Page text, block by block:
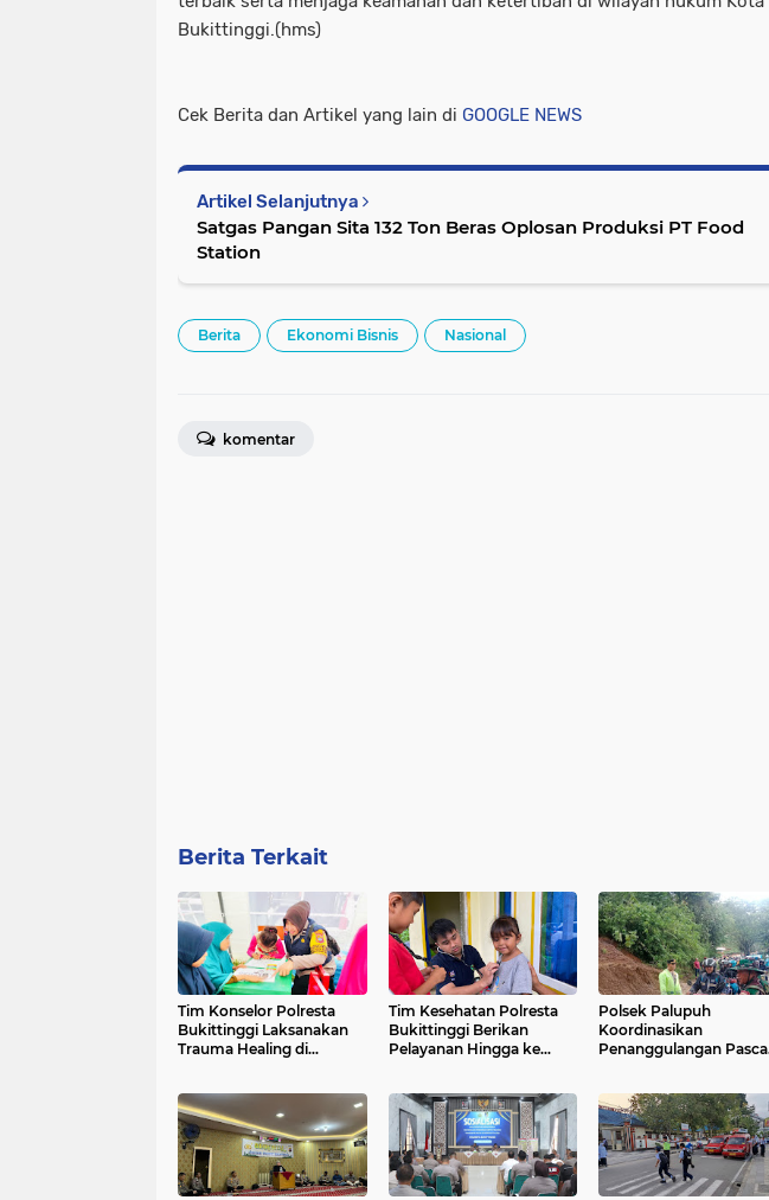
Bukittinggi.(hms)
Cek Berita dan Artikel yang lain di GOOGLE NEWS
Artikel Selanjutnya
Satgas Pangan Sita 132 Ton Beras Oplosan Produksi PT Food
Station
Berita Ekonomi Bisnis Nasional
komentar
Berita Terkait
Tim Konselor Polresta
Bukittinggi Laksanakan
Trauma Healing di
Tim Kesehatan Polresta
Bukittinggi Berikan
Pelayanan Hingga ke
Polsek Palupuh
Koordinasikan
Penanggulangan Pasca
Pulih